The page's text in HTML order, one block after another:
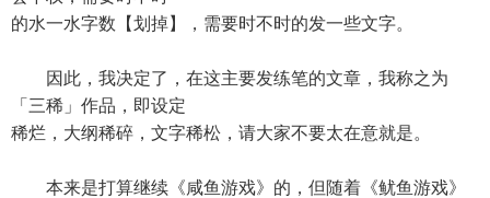
的水一水字数【划掉】，需要时不时的发一些文字。
因此，我决定了，在这主要发练笔的文章，我称之为
「三稀」作品，即设定
稀烂，大纲稀碎，文字稀松，请大家不要太在意就是。
本来是打算继续《咸鱼游戏》的，但随着《鱿鱼游戏》